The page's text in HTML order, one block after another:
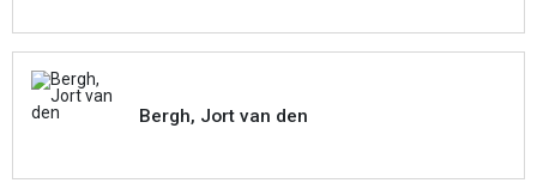
Bergh, Jort van den